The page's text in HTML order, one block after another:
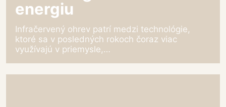
energiu
Infračervený ohrev patrí medzi technológie,
ktoré sa v posledných rokoch čoraz viac
využívajú v priemysle,…